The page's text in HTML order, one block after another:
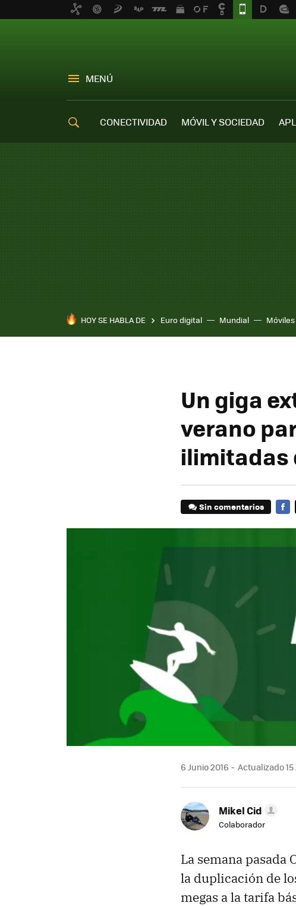
MENÚ
CONECTIVIDAD MÓVIL Y SOCIEDAD
HOY SE HABLA DE Euro digital Mundial Móviles
Un giga
verano
ilimitadas
Sin comentarios
6 Junio 2016 Actualizado 15
Mikel Cid
Colaborador
La semana pasada
la duplicación de
megas a la tarifa